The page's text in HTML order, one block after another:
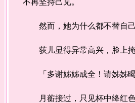
然而，她为什么都不替自己
荻儿显得异常高兴，脸上掩
「多谢姊姊成全！请姊姊暍
月蘅接过，只见杯中绛红色